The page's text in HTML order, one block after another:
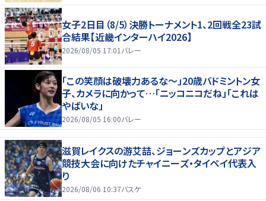
女子2日目（8/5）決勝トーナメント1、2回戦全23試
合結果【近畿インターハイ2026】
2026/08/05 17:01バレー
「この笑顔は破壊力あるな〜」20歳バドミントン女
子、カメラに向かって…「ニッコニコだね」「これは
やばいな」
2026/08/05 16:00バレー
滋賀レイクスの游艾喆、ジョーンズカップとアジア
競技大会に向けたチャイニーズ・タイペイ代表入
り
2026/08/06 10:37バスケ